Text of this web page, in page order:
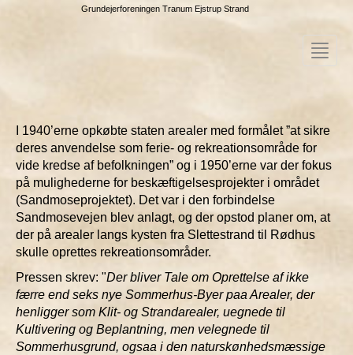
Grundejerforeningen Tranum Ejstrup Strand
Toggle
I 1940’erne opkøbte staten arealer med formålet ”at sikre
deres anvendelse som ferie- og rekreationsområde for
vide kredse af befolkningen” og i 1950’erne var der fokus
på mulighederne for beskæftigelsesprojekter i området
(Sandmoseprojektet). Det var i den forbindelse
Sandmosevejen blev anlagt, og der opstod planer om, at
der på arealer langs kysten fra Slettestrand til Rødhus
skulle oprettes rekreationsområder.
Pressen skrev: "Der bliver Tale om Oprettelse af ikke
færre end seks nye Sommerhus-Byer paa Arealer, der
henligger som Klit- og Strandarealer, uegnede til
Kultivering og Beplantning, men velegnede til
Sommerhusgrund, ogsaa i den naturskønhedsmæssige